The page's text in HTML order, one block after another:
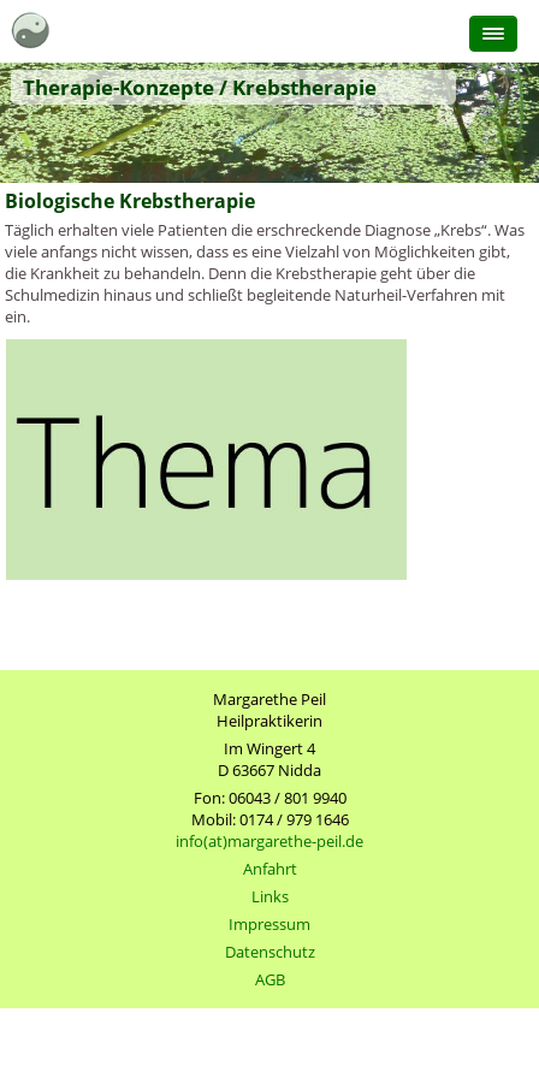
Therapie-Konzepte / Krebstherapie
Biologische Krebstherapie
Täglich erhalten viele Patienten die erschreckende Diagnose „Krebs“. Was
viele anfangs nicht wissen, dass es eine Vielzahl von Möglichkeiten gibt,
die Krankheit zu behandeln. Denn die Krebstherapie geht über die
Schulmedizin hinaus und schließt begleitende Naturheil-Verfahren mit
ein.
Margarethe Peil
Heilpraktikerin
Im Wingert 4
D 63667 Nidda
Fon: 06043 / 801 9940
Mobil: 0174 / 979 1646
info(at)margarethe-peil.de
Anfahrt
Links
Impressum
Datenschutz
AGB